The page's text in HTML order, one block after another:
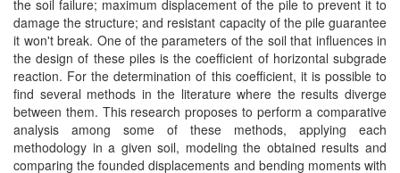
the soil failure; maximum displacement of the pile to prevent it to
damage the structure; and resistant capacity of the pile guarantee
it won't break. One of the parameters of the soil that influences in
the design of these piles is the coefficient of horizontal subgrade
reaction. For the determination of this coefficient, it is possible to
find several methods in the literature where the results diverge
between them. This research proposes to perform a comparative
analysis among some of these methods, applying each
methodology in a given soil, modeling the obtained results and
comparing the founded displacements and bending moments with